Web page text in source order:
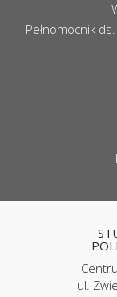
Pełnomocnik
ul.